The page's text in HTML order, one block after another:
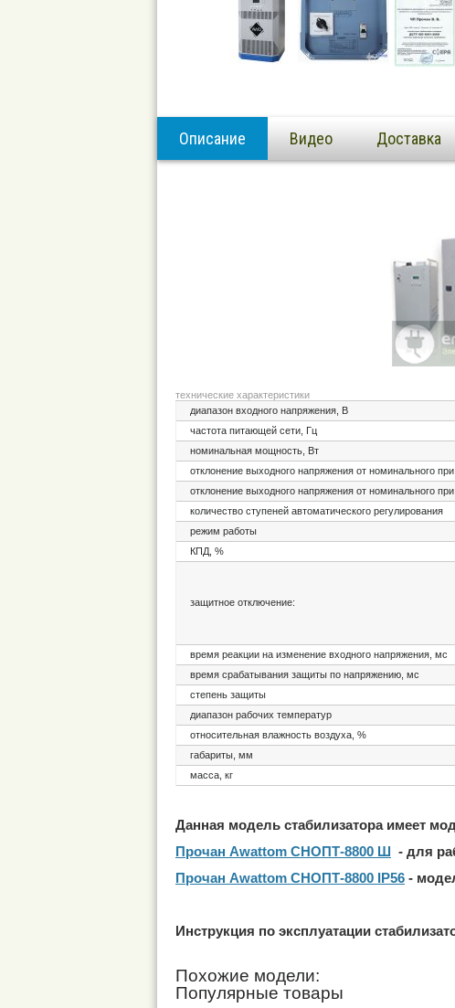
Описание Видео Доставка
технические характеристики
диапазон входного напряжения, В
частота питающей сети, Гц
номинальная мощность, Вт
отклонение выходного напряжения от номинального
отклонение выходного напряжения от номинального
количество ступеней автоматического регулирования
режим работы
КПД, %
защитное отключение:
время реакции на изменение входного напряжения, мс
время срабатывания защиты по напряжению, мс
степень защиты
диапазон рабочих температур
относительная влажность воздуха, %
габариты, мм
масса, кг
Данная модель стабилизатора имеет
Прочан Awattom СНОПТ-8800 Ш
- для
Прочан Awattom СНОПТ-8800 IP56 -
Инструкция по эксплуатации
Похожие модели:
Популярные товары